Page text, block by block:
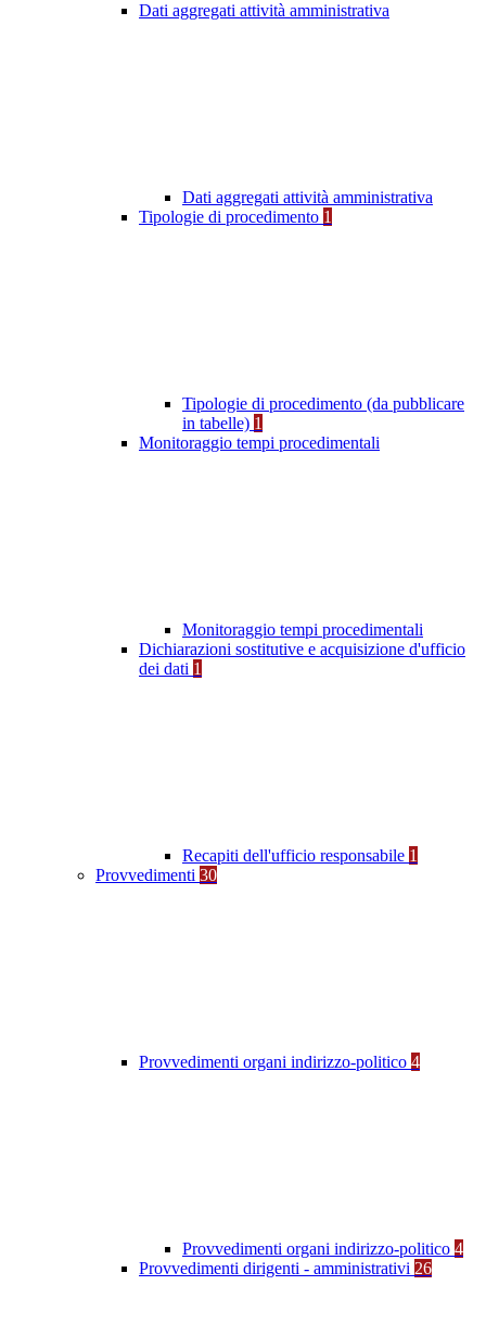
Dati aggregati attività amministrativa
Dati aggregati attività amministrativa
Tipologie di procedimento 1
Tipologie di procedimento (da pubblicare
in tabelle) 1
Monitoraggio tempi procedimentali
Monitoraggio tempi procedimentali
Dichiarazioni sostitutive e acquisizione d'ufficio
dei dati 1
Recapiti dell'ufficio responsabile 1
Provvedimenti 30
Provvedimenti organi indirizzo-politico 4
Provvedimenti organi indirizzo-politico 4
Provvedimenti dirigenti - amministrativi 26